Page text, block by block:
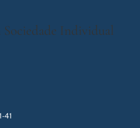
Individual
41